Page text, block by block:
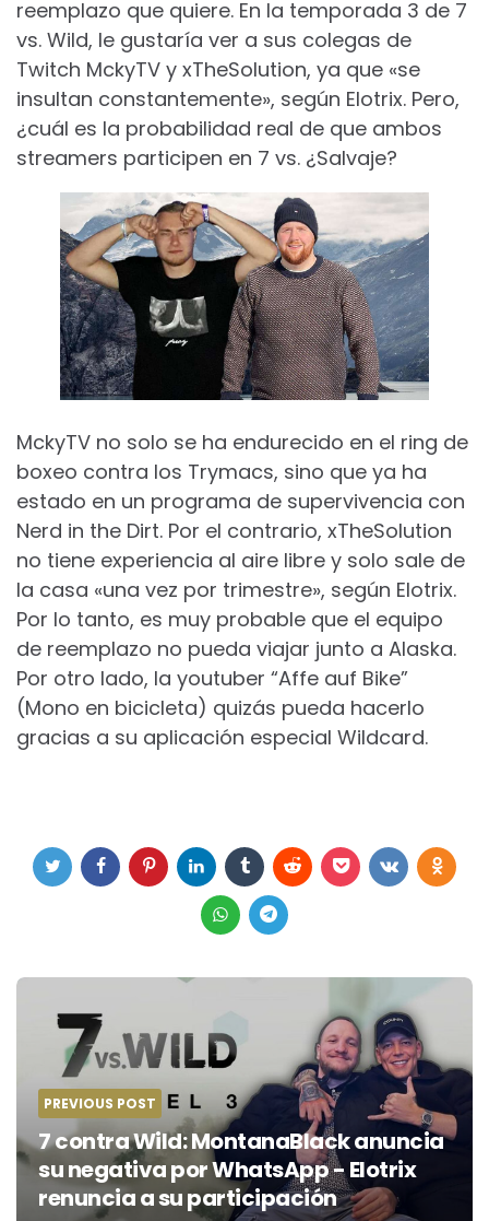
reemplazo que quiere. En la temporada 3 de 7
vs. Wild, le gustaría ver a sus colegas de
Twitch MckyTV y xTheSolution, ya que «se
insultan constantemente», según Elotrix. Pero,
¿cuál es la probabilidad real de que ambos
streamers participen en 7 vs. ¿Salvaje?
MckyTV no solo se ha endurecido en el ring de
boxeo contra los Trymacs, sino que ya ha
estado en un programa de supervivencia con
Nerd in the Dirt. Por el contrario, xTheSolution
no tiene experiencia al aire libre y solo sale de
la casa «una vez por trimestre», según Elotrix.
Por lo tanto, es muy probable que el equipo
de reemplazo no pueda viajar junto a Alaska.
Por otro lado, la youtuber “Affe auf Bike”
(Mono en bicicleta) quizás pueda hacerlo
gracias a su aplicación especial Wildcard.
Post
navigation
PREVIOUS POST
7 contra Wild: MontanaBlack anuncia
su negativa por WhatsApp - Elotrix
renuncia a su participación